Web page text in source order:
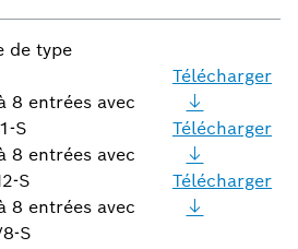
de type
8 entrées avec
S
8 entrées avec
S
8 entrées avec
S
Télécharger
Télécharger
Télécharger